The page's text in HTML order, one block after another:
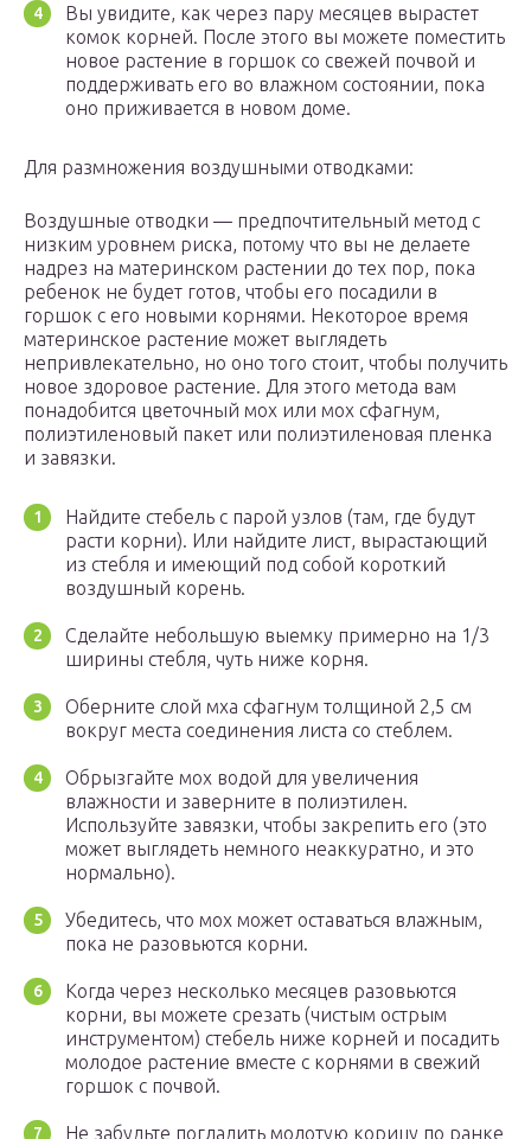
Вы увидите, как через пару месяцев вырастет
комок корней. После этого вы можете поместить
новое растение в горшок со свежей почвой и
поддерживать его во влажном состоянии, пока
оно приживается в новом доме.
Для размножения воздушными отводками:
Воздушные отводки — предпочтительный метод с
низким уровнем риска, потому что вы не делаете
надрез на материнском растении до тех пор, пока
ребенок не будет готов, чтобы его посадили в
горшок с его новыми корнями. Некоторое время
материнское растение может выглядеть
непривлекательно, но оно того стоит, чтобы получить
новое здоровое растение. Для этого метода вам
понадобится цветочный мох или мох сфагнум,
полиэтиленовый пакет или полиэтиленовая пленка
и завязки.
Найдите стебель с парой узлов (там, где будут
расти корни). Или найдите лист, вырастающий
из стебля и имеющий под собой короткий
воздушный корень.
Сделайте небольшую выемку примерно на 1/3
ширины стебля, чуть ниже корня.
Оберните слой мха сфагнум толщиной 2,5 см
вокруг места соединения листа со стеблем.
Обрызгайте мох водой для увеличения
влажности и заверните в полиэтилен.
Используйте завязки, чтобы закрепить его (это
может выглядеть немного неаккуратно, и это
нормально).
Убедитесь, что мох может оставаться влажным,
пока не разовьются корни.
Когда через несколько месяцев разовьются
корни, вы можете срезать (чистым острым
инструментом) стебель ниже корней и посадить
молодое растение вместе с корнями в свежий
горшок с почвой.
Не забудьте погладить молотую корицу по ранке